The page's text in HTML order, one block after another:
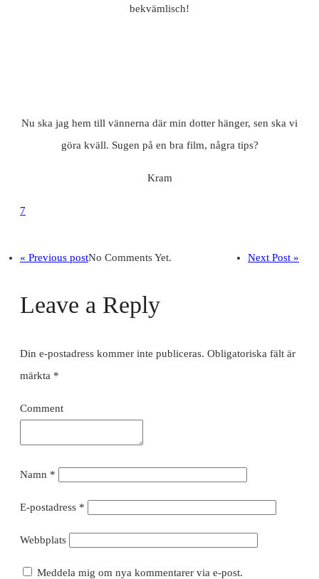
bekvämlisch!
Nu ska jag hem till vännerna där min dotter hänger, sen ska vi
göra kväll. Sugen på en bra film, några tips?
Kram
7
« Previous post Next Post »
No Comments Yet.
Leave a Reply
Din e-postadress kommer inte publiceras. Obligatoriska fält är
märkta *
Comment
Namn *
E-postadress *
Webbplats
Meddela mig om nya kommentarer via e-post.